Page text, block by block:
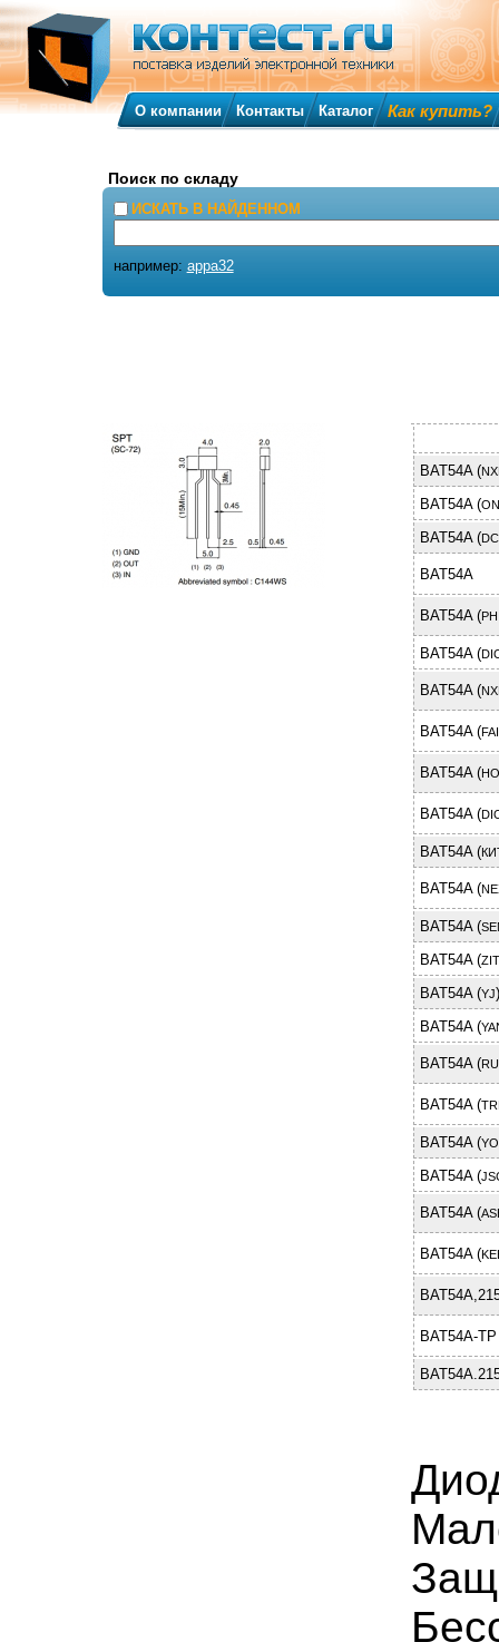
BAT54A (
BAT54A (
BAT54A (
BAT54A
BAT54A (
BAT54A (
BAT54A (
BAT54A (
BAT54A (
BAT54A (
BAT54A (
BAT54A (
BAT54A (
BAT54A (
BAT54A (YJ)
BAT54A (
BAT54A (
BAT54A (
BAT54A (
BAT54A (
BAT54A (
BAT54A (
BAT54A-
О компании Контакты Каталог Как купить?
Поиск по складу
ИСКАТЬ В НАЙДЕННОМ
например: appa32